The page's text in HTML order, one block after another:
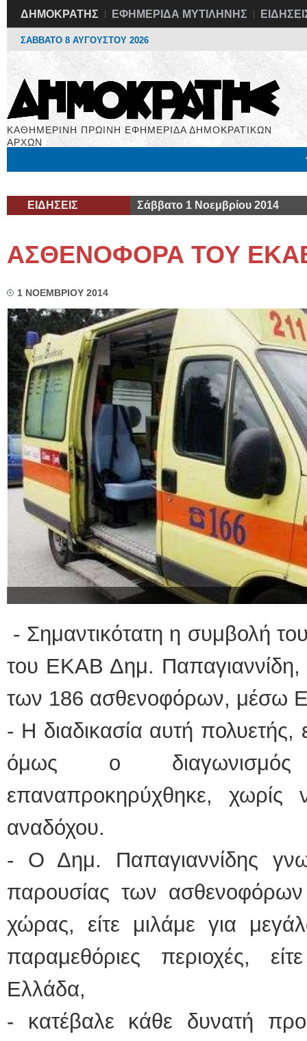
ΔΗΜΟΚΡΑΤΗΣ ΕΦΗΜΕΡΙΔΑ ΜΥΤΙΛΗΝΗΣ
ΣΑΒΒΑΤΟ 8 ΑΥΓΟΥΣΤΟΥ 2026
ΚΑΘΗΜΕΡΙΝΗ ΠΡΩΙΝΗ ΕΦΗΜΕΡΙΔΑ ΔΗΜΟΚΡΑΤΙΚΩΝ
ΑΡΧΩΝ
ΕΙΔΗΣΕΙΣ Σάββατο 1 Νοεμβρίου 2014
ΑΣΘΕΝΟΦΟΡΑ ΤΟΥ
1 ΝΟΕΜΒΡΙΟΥ 2014
- Σημαντικότατη η συμβολή
του ΕΚΑΒ Δημ. Παπαγιαννίδη,
των 186 ασθενοφόρων, μέσω
- Η διαδικασία αυτή πολυετής,
όμως ο διαγωνισμός
επαναπροκηρύχθηκε, χωρίς
αναδόχου.
- Ο Δημ. Παπαγιαννίδης
παρουσίας των ασθενοφόρων
χώρας, είτε μιλάμε για
παραμεθόριες περιοχές,
Ελλάδα,
- κατέβαλε κάθε δυνατή
ΕΙΔΙΚΟΣ ΚΑΡΔΙΟΛΟΓΟΣ
ΚΩΝΣΤΑΝΤΙΝΟΣ Ε.
Holter πίεσης και
Δοκιμασία
υπέρηχος
Μυτιλήνη
Γέρα:Παπάδος
Φυσικοθεραπεύτρια
Σταυρουλάκη-Γαλάτη
Πτυχιούχος
ΑΤΕΙ